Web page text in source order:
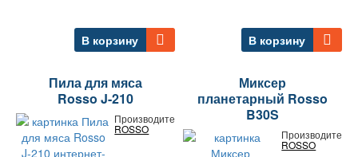
В корзину В корзину
Пила для мяса
Rosso J-210
Производитель:
ROSSO
Миксер
планетарный Rosso
B30S
Производитель:
ROSSO